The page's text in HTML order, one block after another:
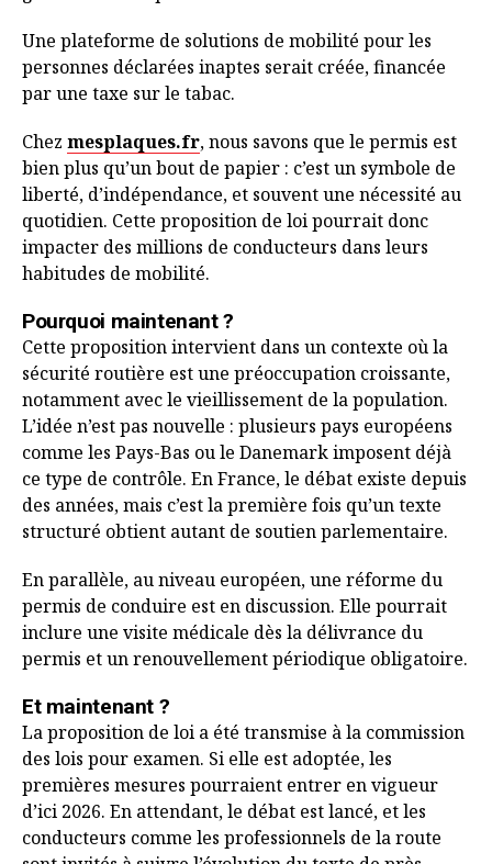
Une plateforme de solutions de mobilité pour les
personnes déclarées inaptes serait créée, financée
par une taxe sur le tabac.
Chez mesplaques.fr, nous savons que le permis est
bien plus qu’un bout de papier : c’est un symbole de
liberté, d’indépendance, et souvent une nécessité au
quotidien. Cette proposition de loi pourrait donc
impacter des millions de conducteurs dans leurs
habitudes de mobilité.
Pourquoi maintenant ?
Cette proposition intervient dans un contexte où la
sécurité routière est une préoccupation croissante,
notamment avec le vieillissement de la population.
L’idée n’est pas nouvelle : plusieurs pays européens
comme les Pays-Bas ou le Danemark imposent déjà
ce type de contrôle. En France, le débat existe depuis
des années, mais c’est la première fois qu’un texte
structuré obtient autant de soutien parlementaire.
En parallèle, au niveau européen, une réforme du
permis de conduire est en discussion. Elle pourrait
inclure une visite médicale dès la délivrance du
permis et un renouvellement périodique obligatoire.
Et maintenant ?
La proposition de loi a été transmise à la commission
des lois pour examen. Si elle est adoptée, les
premières mesures pourraient entrer en vigueur
d’ici 2026. En attendant, le débat est lancé, et les
conducteurs comme les professionnels de la route